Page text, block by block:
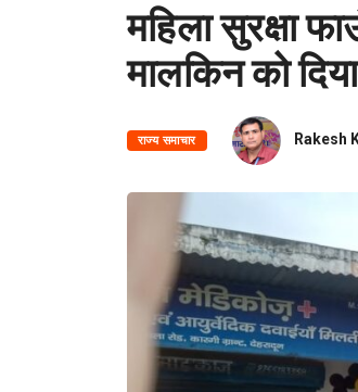
महिला सुरक्षा
मालकिन को
राज्य समाचार Rakesh